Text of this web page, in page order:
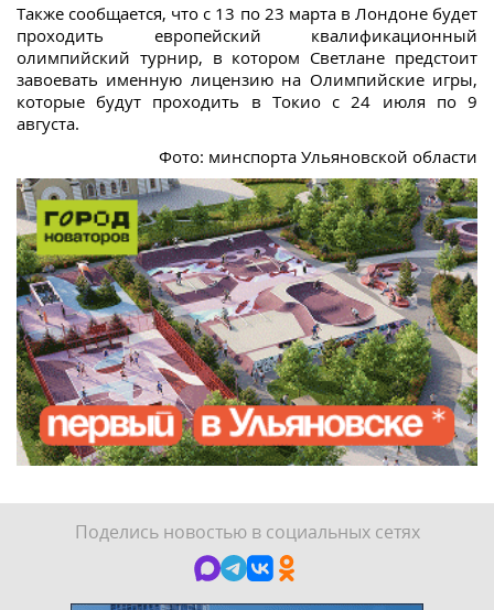
Также сообщается, что с 13 по 23 марта в Лондоне будет
проходить европейский квалификационный
олимпийский турнир, в котором Светлане предстоит
завоевать именную лицензию на Олимпийские игры,
которые будут проходить в Токио с 24 июля по 9
августа.
Фото: минспорта Ульяновской области
Поделись новостью в социальных сетях